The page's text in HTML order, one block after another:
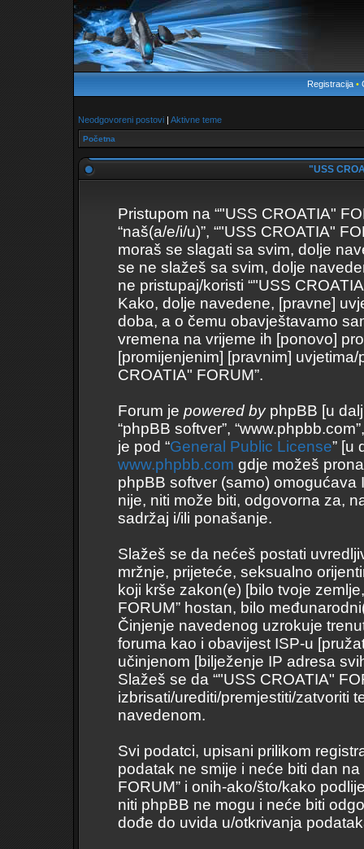
Registracija•
Neodgovoreni postovi | Aktivne teme
Početna
"USS
Pristupom na “"USS CROATIA"
“naš(a/e/i/u)”, “"USS CROATIA"
moraš se slagati sa svim, dolje
se ne slažeš sa svim, dolje
ne pristupaj/koristi “"USS
Kako, dolje navedene, [pravne]
doba, a o čemu obavještavamo
vremena na vrijeme ih [ponovo]
[promijenjenim] [pravnim]
CROATIA" FORUM”.
Forum je powered byphpBB [u
“phpBB softver”,
je pod “General Public License” [u
www.phpbb.com gdje možeš
phpBB softver (samo)
nije, niti može biti, odgovorna za,
sadržaj i/ili ponašanje.
Slažeš se da nećeš postati
mržnje, prijeteće, seksualno
koji krše zakon(e) [bilo tvoje
FORUM” hostan, bilo
Činjenje navedenog uzrokuje
foruma kao i obavijest ISP-u
učinjenom [bilježenje IP adresa
Slažeš se da “"USS CROATIA"
izbrisati/urediti/premjestiti/zatvoriti
navedenom.
Svi podatci, upisani prilikom
podatak ne smije i neće biti dan
FORUM” i onih-ako/što/kako
niti phpBB ne mogu i neće biti
dođe do uvida u/otkrivanja